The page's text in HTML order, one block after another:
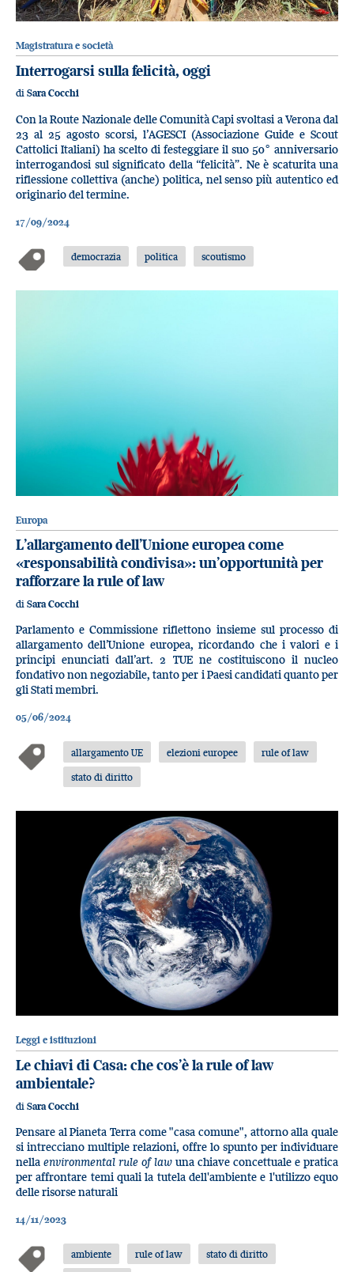
Magistratura e società
Interrogarsi sulla felicità, oggi
di Sara Cocchi
Con la Route Nazionale delle Comunità Capi svoltasi a Verona dal
23 al 25 agosto scorsi, l’AGESCI (Associazione Guide e Scout
Cattolici Italiani) ha scelto di festeggiare il suo 50° anniversario
interrogandosi sul significato della “felicità”. Ne è scaturita una
riflessione collettiva (anche) politica, nel senso più autentico ed
originario del termine.
17/09/2024
democrazia politica scoutismo
Europa
L’allargamento dell’Unione europea come
«responsabilità condivisa»: un’opportunità per
rafforzare la rule of law
di Sara Cocchi
Parlamento e Commissione riflettono insieme sul processo di
allargamento dell’Unione europea, ricordando che i valori e i
principi enunciati dall’art. 2 TUE ne costituiscono il nucleo
fondativo non negoziabile, tanto per i Paesi candidati quanto per
gli Stati membri.
05/06/2024
allargamento UE elezioni europee
rule of law
stato di diritto
Leggi e istituzioni
Le chiavi di Casa: che cos’è la rule of law
ambientale?
di Sara Cocchi
Pensare al Pianeta Terra come "casa comune", attorno alla quale
si intrecciano multiple relazioni, offre lo spunto per individuare
nella environmental rule of law una chiave concettuale e pratica
per affrontare temi quali la tutela dell'ambiente e l'utilizzo equo
delle risorse naturali
14/11/2023
ambiente rule of law stato di diritto